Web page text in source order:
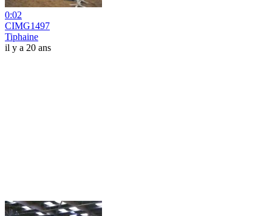
0:02
CIMG1497
Tiphaine
il y a 20 ans